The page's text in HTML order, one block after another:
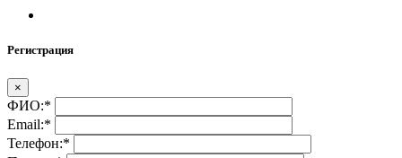
Регистрация
×
ФИО:*
Email:*
Телефон:*